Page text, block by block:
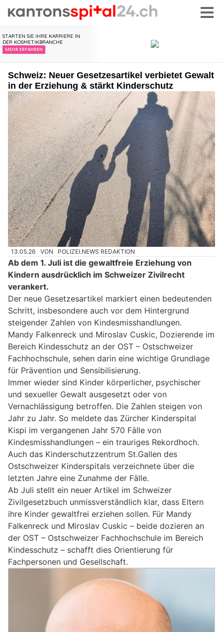
Schweiz: Neuer Gesetzesartikel verbietet Gewalt
in der Erziehung & stärkt Kinderschutz
13.05.26 VON POLIZEI.NEWS REDAKTION
Ab dem 1. Juli ist die gewaltfreie Erziehung von
Kindern ausdrücklich im Schweizer Zivilrecht
verankert.
Der neue Gesetzesartikel markiert einen bedeutenden
Schritt, insbesondere auch vor dem Hintergrund
steigender Zahlen von Kindesmisshandlungen.
Mandy Falkenreck und Miroslav Cuskic, Dozierende im
Bereich Kindesschutz an der OST – Ostschweizer
Fachhochschule, sehen darin eine wichtige Grundlage
für Prävention und Sensibilisierung.
Immer wieder sind Kinder körperlicher, psychischer
und sexueller Gewalt ausgesetzt oder von
Vernachlässigung betroffen. Die Zahlen steigen von
Jahr zu Jahr. So meldete das Zürcher Kinderspital
Kispi im vergangenen Jahr 570 Fälle von
Kindesmisshandlungen – ein trauriges Rekordhoch.
Auch das Kinderschutzzentrum St.Gallen des
Ostschweizer Kinderspitals verzeichnete über die
letzten Jahre eine Zunahme der Fälle.
Ab Juli stellt ein neuer Artikel im Schweizer
Zivilgesetzbuch unmissverständlich klar, dass Eltern
ihre Kinder gewaltfrei erziehen sollen. Für Mandy
Falkenreck und Miroslav Cuskic – beide dozieren an
der OST – Ostschweizer Fachhochschule im Bereich
Kindesschutz – schafft dies Orientierung für
Fachpersonen und Gesellschaft.